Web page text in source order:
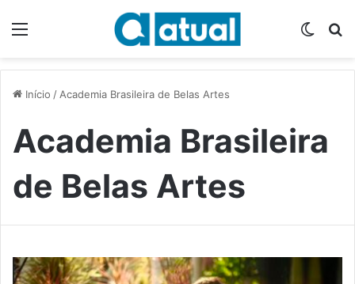
Início / Academia Brasileira de Belas Artes
Academia Brasileira
de Belas Artes